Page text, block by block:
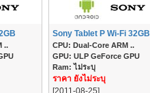
..
Sony Tablet P Wi-Fi 32GB
CPU: Dual-Core ARM ..
GPU: ULP GeForce GPU
Ram: ไม่ระบุ
ราคา ยังไม่ระบุ
[2011-08-25]